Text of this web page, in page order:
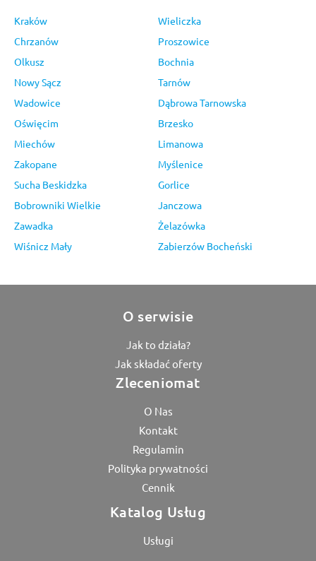
Kraków
Wieliczka
Chrzanów
Proszowice
Olkusz
Bochnia
Nowy Sącz
Tarnów
Wadowice
Dąbrowa Tarnowska
Oświęcim
Brzesko
Miechów
Limanowa
Zakopane
Myślenice
Sucha Beskidzka
Gorlice
Bobrowniki Wielkie
Janczowa
Zawadka
Żelazówka
Wiśnicz Mały
Zabierzów Bocheński
O serwisie
Jak to działa?
Jak składać oferty
Zleceniomat
O Nas
Kontakt
Regulamin
Polityka prywatności
Cennik
Katalog Usług
Usługi